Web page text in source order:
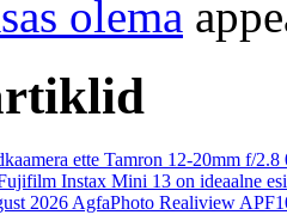
olema
ette Tamron 12-20mm f/2.8
Instax Mini 13 on ideaalne
2026 AgfaPhoto Realiview